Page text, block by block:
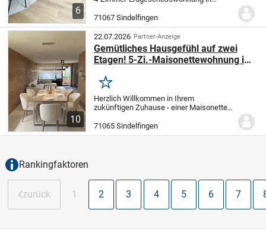
6
zum Ankommen und Wohlfühlen. Der
schöne Grundriss schafft Raum für
Familie, Homeoffice oder Paare mit
Wunsch nach...
71067 Sindelfingen
10
22.07.2026 Partner-Anzeige
Gemütliches Hausgefühl auf zwei
Etagen! 5-Zi.-Maisonettewohnung in
Merken
Herzlich Willkommen in Ihrem
zukünftigen Zuhause - einer Maisonette-
unzähligen Möglichkeiten, Ihren
persönlichen Wohntraum wahr werden zu
71065 Sindelfingen
Rankingfaktoren
zurück 1 2 3 4 5 6 7